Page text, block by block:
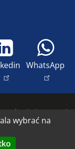
WhatsApp
się z nami
Dostępność
danych
wybrać na